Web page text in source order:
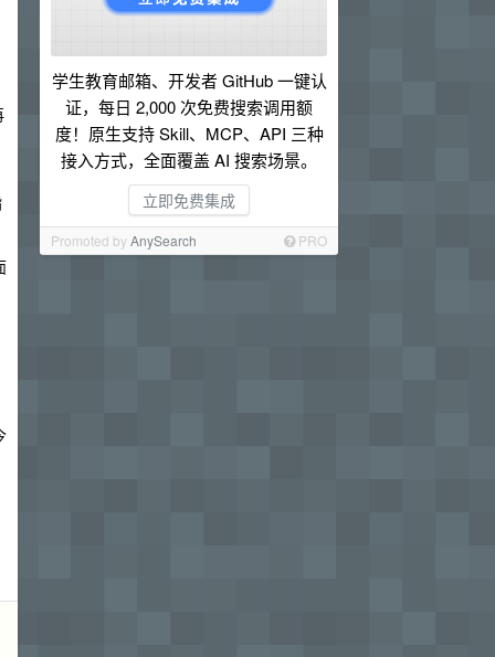
学生教育邮箱、开发者 GitHub 一键认
证，每日 2,000 次免费搜索调用额
度！原生支持 Skill、MCP、API 三种
接入方式，全面覆盖 AI 搜索场景。
立即免费集成
Promoted byAnySearch PRO